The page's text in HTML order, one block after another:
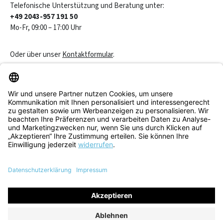
Telefonische Unterstützung und Beratung unter:
+49 2043-957 191 50
Mo-Fr, 09:00 – 17:00 Uhr
Oder über unserKontaktformular.
Service & Beratung
Informationen
Alle Preise inkl. gesetzl. Mehrwertsteuer zzgl.